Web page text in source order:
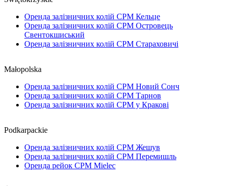
Оренда залізничних колій CPM Кельце
Оренда залізничних колій CPM Островець
Свентокшиський
Оренда залізничних колій CPM Стараховичі
Małopolska
Оренда залізничних колій CPM Новий Сонч
Оренда залізничних колій CPM Тарнов
Оренда залізничних колій CPM у Кракові
Podkarpackie
Оренда залізничних колій CPM Жешув
Оренда залізничних колій CPM Перемишль
Оренда рейок CPM Mielec